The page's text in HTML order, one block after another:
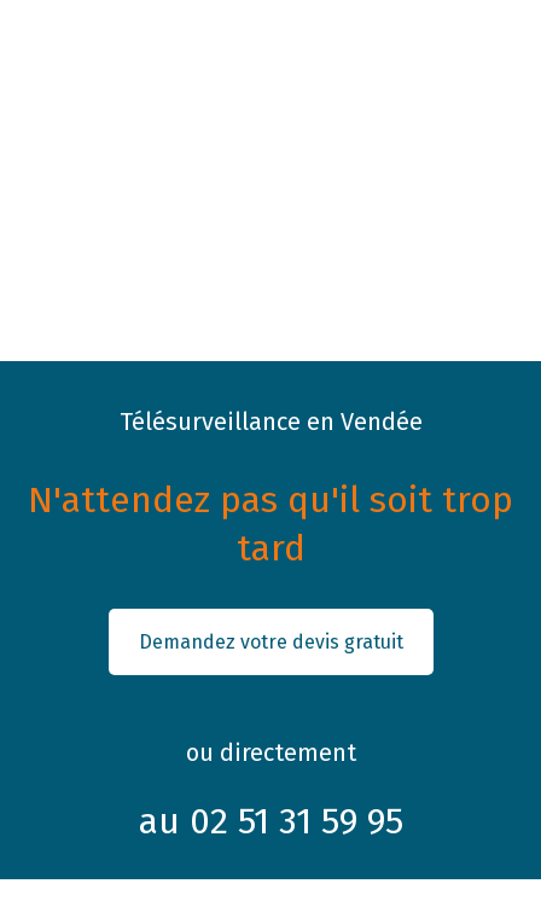
Télésurveillance en Vendée
N'attendez pas qu'il soit trop
tard
Demandez votre devis gratuit
ou directement
au 02 51 31 59 95